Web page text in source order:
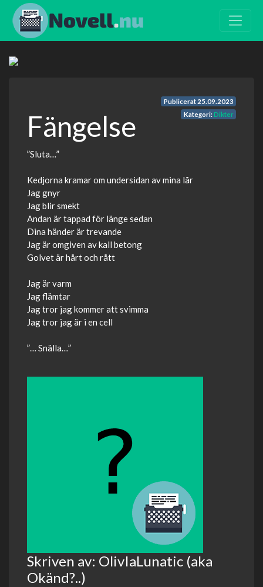
Publicerat 25.09.2023
Kategori:Dikter
Fängelse
”Sluta…”
Kedjorna kramar om undersidan av mina lår
Jag gnyr
Jag blir smekt
Andan är tappad för länge sedan
Dina händer är trevande
Jag är omgiven av kall betong
Golvet är hårt och rått
Jag är varm
Jag flämtar
Jag tror jag kommer att svimma
Jag tror jag är i en cell
”… Snälla…”
Skriven av: OlivIaLunatic (aka
Okänd?..)